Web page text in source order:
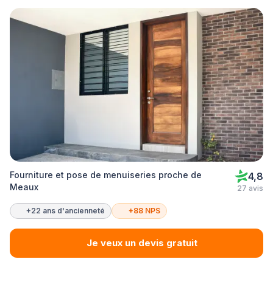
Fourniture et pose de menuiseries proche de
Meaux
4,8
27 avis
+22 ans d'ancienneté +88 NPS
Je veux un devis gratuit